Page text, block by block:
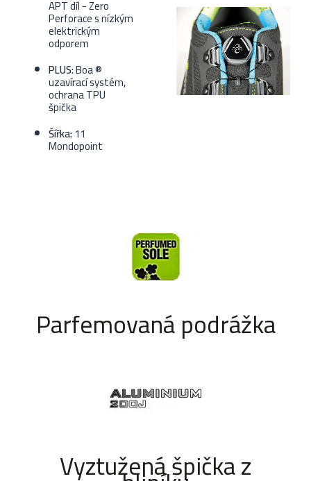
APT díl - Zero
Perforace s nízkým
elektrickým
odporem
PLUS:Boa ®
uzavírací systém,
ochrana TPU
špička
Šířka:11
Mondopoint
Parfemovaná podrážka
Vyztužená špička z